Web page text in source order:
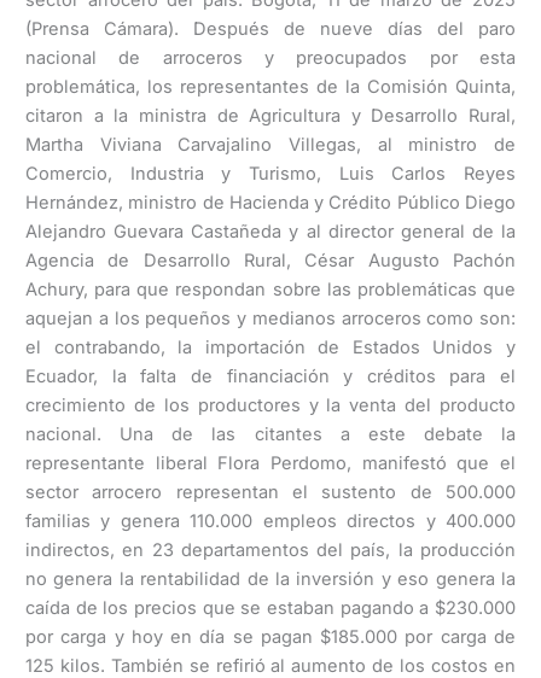
(Prensa Cámara). Después de nueve días del paro
nacional de arroceros y preocupados por esta
problemática, los representantes de la Comisión Quinta,
citaron a la ministra de Agricultura y Desarrollo Rural,
Martha Viviana Carvajalino Villegas, al ministro de
Comercio, Industria y Turismo, Luis Carlos Reyes
Hernández, ministro de Hacienda y Crédito Público Diego
Alejandro Guevara Castañeda y al director general de la
Agencia de Desarrollo Rural, César Augusto Pachón
Achury, para que respondan sobre las problemáticas que
aquejan a los pequeños y medianos arroceros como son:
el contrabando, la importación de Estados Unidos y
Ecuador, la falta de financiación y créditos para el
crecimiento de los productores y la venta del producto
nacional. Una de las citantes a este debate la
representante liberal Flora Perdomo, manifestó que el
sector arrocero representan el sustento de 500.000
familias y genera 110.000 empleos directos y 400.000
indirectos, en 23 departamentos del país, la producción
no genera la rentabilidad de la inversión y eso genera la
caída de los precios que se estaban pagando a $230.000
por carga y hoy en día se pagan $185.000 por carga de
125 kilos. También se refirió al aumento de los costos en